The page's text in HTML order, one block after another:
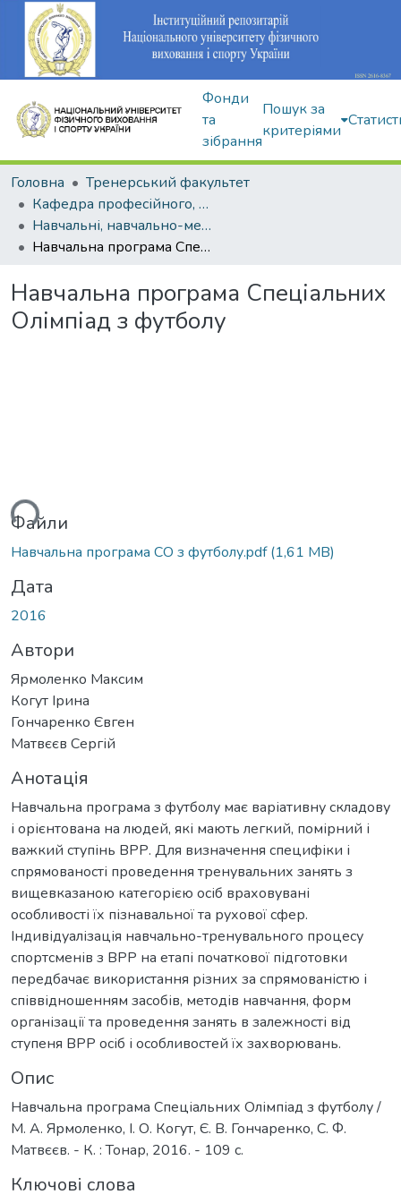
Фонди
та
зібрання
Пошук за
критеріями
Головна
Тренерський факультет
Кафедра професійного, неолімпійського та адаптивного спорту
Навчальні, навчально-методичні видання
Навчальна програма Спеціальних Олімпіад з футболу
Навчальна програма Спеціальних
Олімпіад з футболу
Файли
Навчальна програма СО з футболу.pdf(1,61 MB)
Дата
2016
Автори
Ярмоленко Максим
Когут Ірина
Гончаренко Євген
Матвєєв Сергій
Анотація
Навчальна програма з футболу має варіативну складову
і орієнтована на людей, які мають легкий, помірний і
важкий ступінь ВРР. Для визначення специфіки і
спрямованості проведення тренувальних занять з
вищевказаною категорією осіб враховувані
особливості їх пізнавальної та рухової сфер.
Індивідуалізація навчально-тренувального процесу
спортсменів з ВРР на етапі початкової підготовки
передбачає використання різних за спрямованістю і
співвідношенням засобів, методів навчання, форм
організації та проведення занять в залежності від
ступеня ВРР осіб і особливостей їх захворювань.
Опис
Навчальна програма Спеціальних Олімпіад з футболу /
М. А. Ярмоленко, І. О. Когут, Є. В. Гончаренко, С. Ф.
Матвєєв. - К. : Тонар, 2016. - 109 с.
Ключові слова